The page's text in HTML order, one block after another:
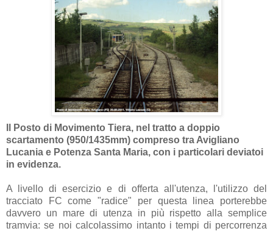
Il Posto di Movimento Tiera, nel tratto a doppio
scartamento (950/1435mm) compreso tra Avigliano
Lucania e Potenza Santa Maria, con i particolari deviatoi
in evidenza.
A livello di esercizio e di offerta all'utenza, l'utilizzo del
tracciato FC come "radice" per questa linea porterebbe
davvero un mare di utenza in più rispetto alla semplice
tramvia: se noi calcolassimo intanto i tempi di percorrenza